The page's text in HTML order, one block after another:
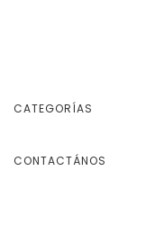
CATEGORÍAS
CONTACTÁNOS